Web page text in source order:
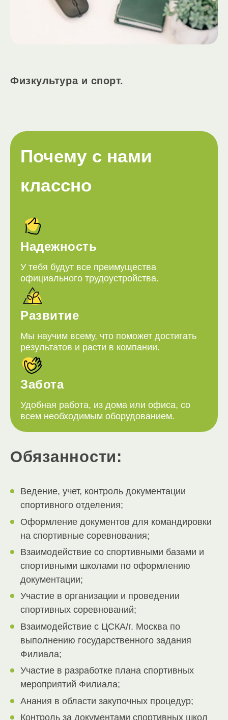
Физкультура и спорт.
Почему с нами
классно
Надежность
У тебя будут все преимущества
официального трудоустройства.
Развитие
Мы научим всему, что поможет достигать
результатов и расти в компании.
Забота
Удобная работа, из дома или офиса, со
всем необходимым оборудованием.
Обязанности:
Ведение, учет, контроль документации
спортивного отделения;
Оформление документов для командировки
на спортивные соревнования;
Взаимодействие со спортивными базами и
спортивными школами по оформлению
документации;
Участие в организации и проведении
спортивных соревнований;
Взаимодействие с ЦСКА/г. Москва по
выполнению государственного задания
Филиала;
Участие в разработке плана спортивных
мероприятий Филиала;
Анания в области закупочных процедур;
Контроль за документами спортивных школ